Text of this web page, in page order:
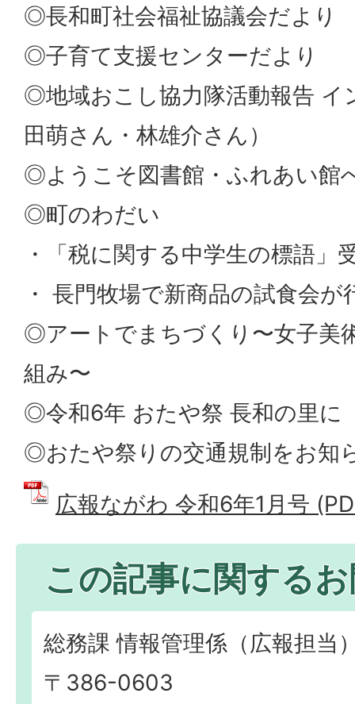
◎長和町社会福祉協議会だより
◎子育て支援センターだより
◎地域おこし協力隊活動報告 イ
田萌さん・林雄介さん）
◎ようこそ図書館・ふれあい館
◎町のわだい
・「税に関する中学生の標語」
・ 長門牧場で新商品の試食会
◎アートでまちづくり〜女子美
組み〜
◎令和6年 おたや祭 長和の里に
◎おたや祭りの交通規制をお知
広報ながわ 令和6年1月号
この記事に関する
総務課 情報管理係（広報担当
〒386-0603